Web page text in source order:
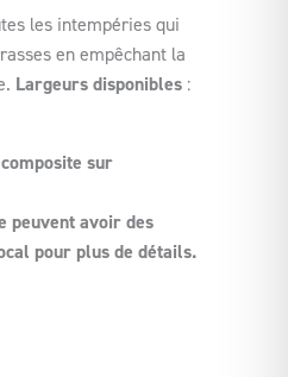
les intempéries qui
en empêchant la
Largeurs disponibles :
sur
peuvent avoir des
pour plus de détails.